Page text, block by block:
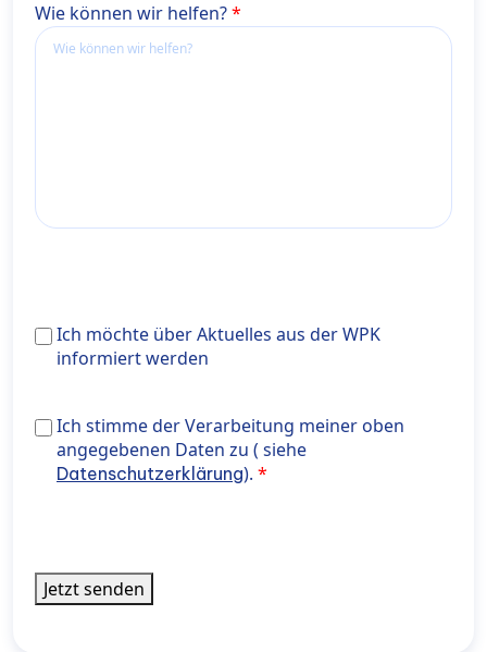
Wie können wir helfen?
Ich
möchte
aus
der
WPK
Ich möchte über Aktuelles aus der WPK
informiert werden
Ich stimme der Verarbeitung meiner oben
Daten zu ( siehe <a href="https://wiener-
privatklinik.com/datenschutzerklaerung/"
Ich stimme der Verarbeitung meiner oben
angegebenen Daten zu ( siehe
Datenschutzerklärung).
Jetzt senden